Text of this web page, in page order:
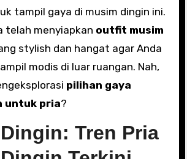
tampil gaya di musim dingin ini.
telah menyiapkan outfit musim
stylish dan hangat agar Anda
modis di luar ruangan. Nah,
pilihan gaya
untuk pria?
Tren Pria